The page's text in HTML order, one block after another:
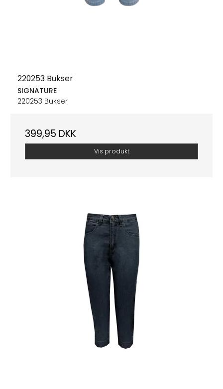
220253 Bukser
SIGNATURE
220253 Bukser
399,95 DKK
Vis produkt